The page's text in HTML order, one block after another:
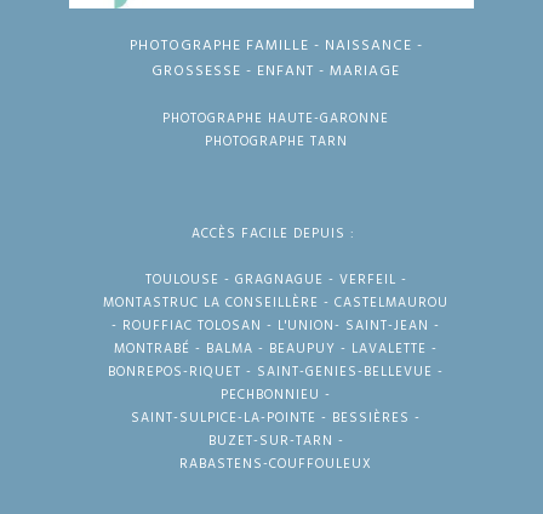
PHOTOGRAPHE FAMILLE - NAISSANCE -
GROSSESSE - ENFANT - MARIAGE
PHOTOGRAPHE HAUTE-GARONNE
PHOTOGRAPHE TARN
ACCÈS FACILE DEPUIS :
TOULOUSE - GRAGNAGUE - VERFEIL -
MONTASTRUC LA CONSEILLÈRE - CASTELMAUROU
- ROUFFIAC TOLOSAN - L'UNION- SAINT-JEAN -
MONTRABÉ - BALMA - BEAUPUY - LAVALETTE -
BONREPOS-RIQUET - SAINT-GENIES-BELLEVUE -
PECHBONNIEU -
SAINT-SULPICE-LA-POINTE - BESSIÈRES -
BUZET-SUR-TARN -
RABASTENS-COUFFOULEUX